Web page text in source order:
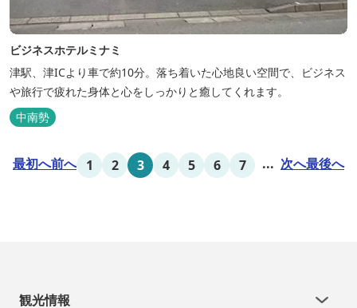
ビジネスホテルミナミ
津駅、津ICより車で約10分。落ち着いた心地良い空間で、ビジネス
や旅行で疲れた身体と心をしっかりと癒してくれます。
中南勢
最初へ前へ 1 2 3 4 5 6 7 ... 次へ最後へ
観光情報